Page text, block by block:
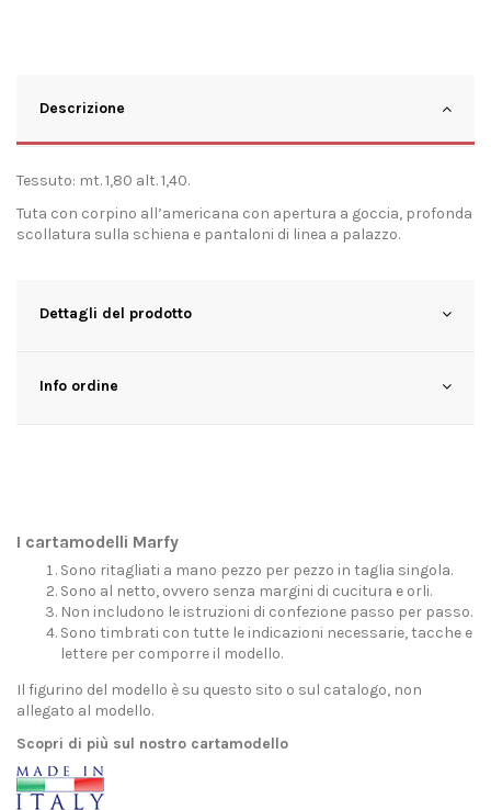
Descrizione
Tessuto: mt. 1,80 alt. 1,40.
Tuta con corpino all’americana con apertura a goccia, profonda
scollatura sulla schiena e pantaloni di linea a palazzo.
Dettagli del prodotto
Info ordine
I cartamodelli Marfy
Sono ritagliati a mano pezzo per pezzo in taglia singola.
Sono al netto, ovvero senza margini di cucitura e orli.
Non includono le istruzioni di confezione passo per passo.
Sono timbrati con tutte le indicazioni necessarie, tacche e
lettere per comporre il modello.
Il figurino del modello è su questo sito o sul catalogo, non
allegato al modello.
Scopri di più sul nostro cartamodello